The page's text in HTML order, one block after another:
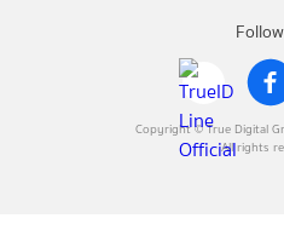
Copyright © True Digital
All rights